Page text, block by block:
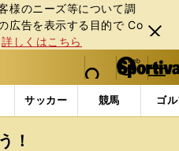
様のニーズ等について調
広告を表⽰する⽬的で Co
詳しくはこちら
閉じ
る
web Sportiva (webスポルティーバ)
検索
マイペ
ー
ジ
メニュ
サッカー 競馬 ゴ
の他 もう悩まない。双眼鏡
！